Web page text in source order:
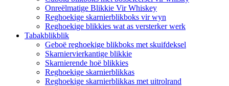
Onreëlmatige Blikkie Vir Whiskey
Reghoekige skarnierblikboks vir wyn
Reghoekige blikkies wat as versterker werk
Tabakblikblik
Geboë reghoekige blikboks met skuifdeksel
Skarniervierkantige blikkie
Skarnierende hoë blikkies
Reghoekige skarnierblikkas
Reghoekige skarnierblikkas met uitrolrand